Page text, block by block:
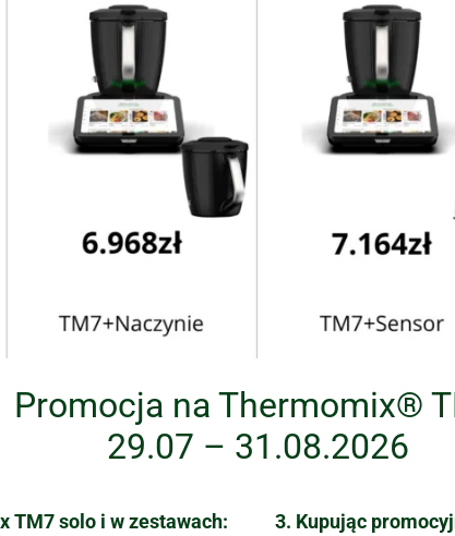
Promocja na Thermomix®
29.07 – 31.08.2026
TM7 solo i w zestawach:
3. Kupując